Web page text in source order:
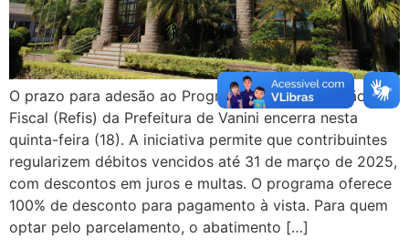
O prazo para adesão ao Programa de Recuperação
Fiscal (Refis) da Prefeitura de Vanini encerra nesta
quinta-feira (18). A iniciativa permite que contribuintes
regularizem débitos vencidos até 31 de março de 2025,
com descontos em juros e multas. O programa oferece
100% de desconto para pagamento à vista. Para quem
optar pelo parcelamento, o abatimento […]